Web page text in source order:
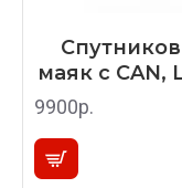
маяк с CAN,
9900р.